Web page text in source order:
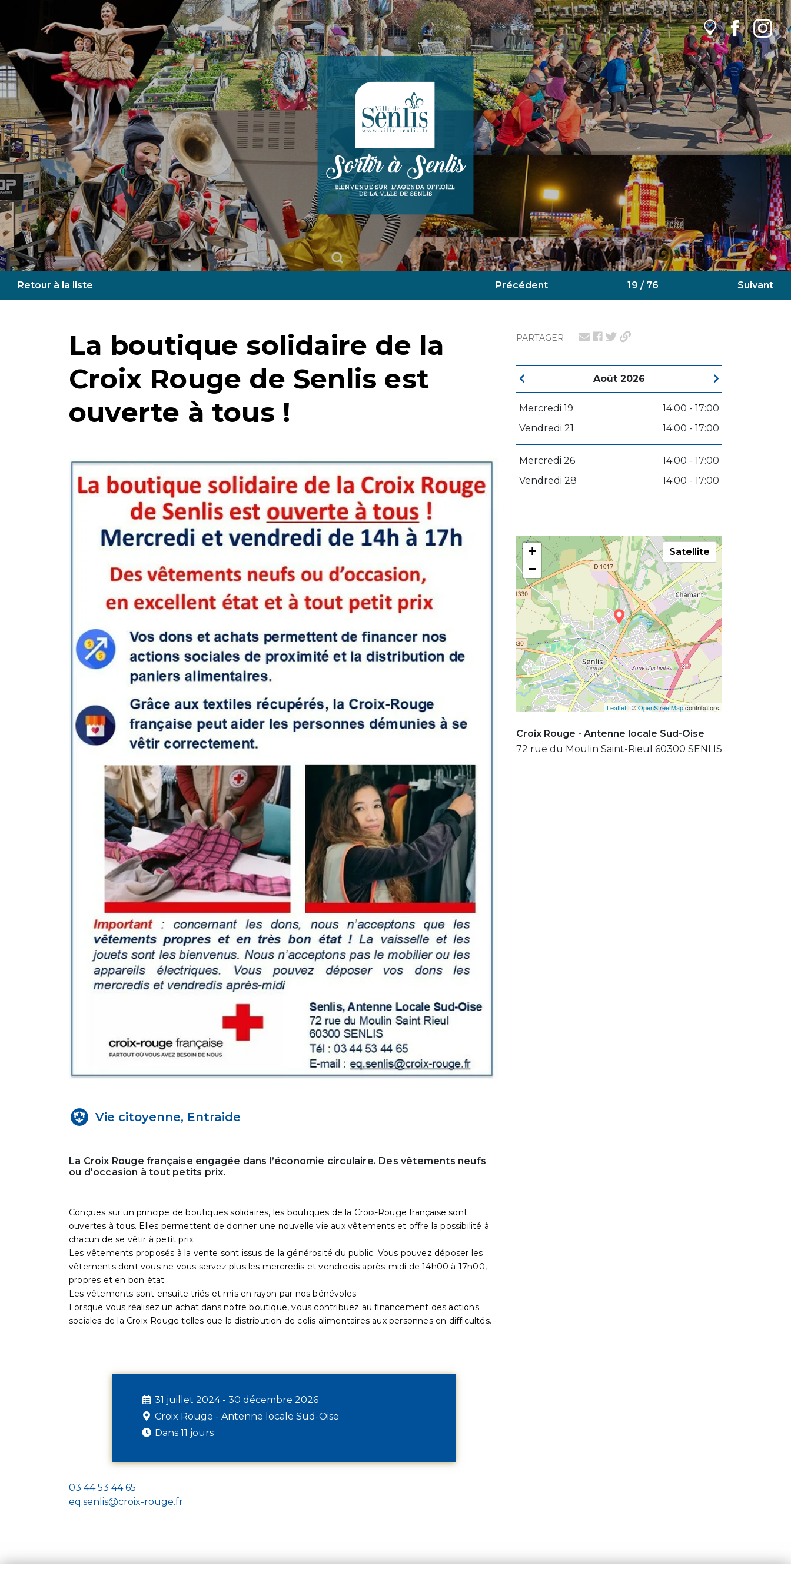
Retour à la liste Précédent 19 / 76 Suivant
PARTAGER
Août 2026
Mercredi 19
14:00 - 17:00
Vendredi 21
14:00 - 17:00
Mercredi 26
14:00 - 17:00
Vendredi 28
14:00 - 17:00
+
−
Leaflet| ©OpenStreetMapcontributors
Satellite
Croix Rouge - Antenne locale Sud-Oise
72 rue du Moulin Saint-Rieul 60300 SENLIS
La boutique solidaire de la
Croix Rouge de Senlis est
ouverte à tous !
Vie citoyenne, Entraide
La Croix Rouge française engagée dans l’économie circulaire. Des vêtements neufs
ou d'occasion à tout petits prix.
Conçues sur un principe de boutiques solidaires, les boutiques de la Croix-Rouge française sont
ouvertes à tous. Elles permettent de donner une nouvelle vie aux vêtements et offre la possibilité à
chacun de se vêtir à petit prix.
Les vêtements proposés à la vente sont issus de la générosité du public. Vous pouvez déposer les
vêtements dont vous ne vous servez plus les mercredis et vendredis après-midi de 14h00 à 17h00,
propres et en bon état.
Les vêtements sont ensuite triés et mis en rayon par nos bénévoles.
Lorsque vous réalisez un achat dans notre boutique, vous contribuez au financement des actions
sociales de la Croix-Rouge telles que la distribution de colis alimentaires aux personnes en difficultés.
31 juillet 2024 - 30 décembre 2026
Croix Rouge - Antenne locale Sud-Oise
Dans 11 jours
03 44 53 44 65
eq.senlis@croix-rouge.fr